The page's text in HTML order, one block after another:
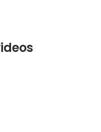
Kinder, Eltern
also schon vorfreuen
Veröffentlichungen
Familien ist Nadine
aktiv, mit
und „Feuer
in die